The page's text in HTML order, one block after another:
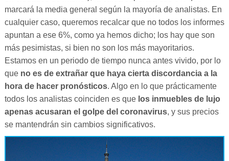
marcará la media general según la mayoría de analistas. En
cualquier caso, queremos recalcar que no todos los informes
apuntan a ese 6%, como ya hemos dicho; los hay que son
más pesimistas, si bien no son los más mayoritarios.
Estamos en un periodo de tiempo nunca antes vivido, por lo
que no es de extrañar que haya cierta discordancia a la
hora de hacer pronósticos. Algo en lo que prácticamente
todos los analistas coinciden es que los inmuebles de lujo
apenas acusaran el golpe del coronavirus, y sus precios
se mantendrán sin cambios significativos.